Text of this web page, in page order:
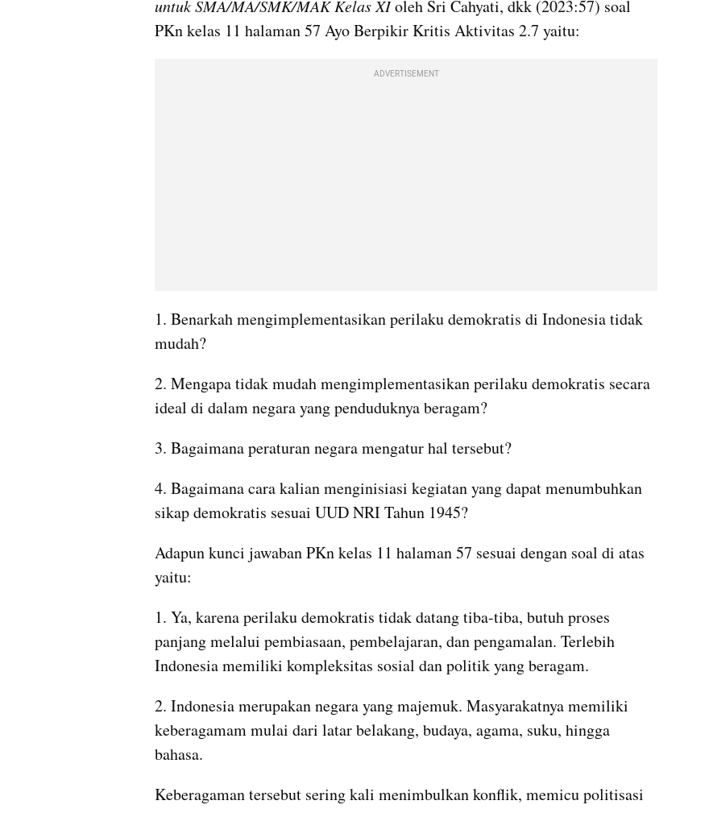
untuk SMA/MA/SMK/MAK Kelas XI oleh Sri Cahyati, dkk (2023:57) soal
PKn kelas 11 halaman 57 Ayo Berpikir Kritis Aktivitas 2.7 yaitu:
ADVERTISEMENT
1. Benarkah mengimplementasikan perilaku demokratis di Indonesia tidak
mudah?
2. Mengapa tidak mudah mengimplementasikan perilaku demokratis secara
ideal di dalam negara yang penduduknya beragam?
3. Bagaimana peraturan negara mengatur hal tersebut?
4. Bagaimana cara kalian menginisiasi kegiatan yang dapat menumbuhkan
sikap demokratis sesuai UUD NRI Tahun 1945?
Adapun kunci jawaban PKn kelas 11 halaman 57 sesuai dengan soal di atas
yaitu:
1. Ya, karena perilaku demokratis tidak datang tiba-tiba, butuh proses
panjang melalui pembiasaan, pembelajaran, dan pengamalan. Terlebih
Indonesia memiliki kompleksitas sosial dan politik yang beragam.
2. Indonesia merupakan negara yang majemuk. Masyarakatnya memiliki
keberagamam mulai dari latar belakang, budaya, agama, suku, hingga
bahasa.
Keberagaman tersebut sering kali menimbulkan konflik, memicu politisasi